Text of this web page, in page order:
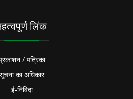
लिंक
/ पत्रिका
सूचना का अधिकार
ई-निविदा